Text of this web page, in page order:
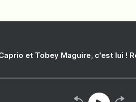
et Tobey Maguire, c'est lui !